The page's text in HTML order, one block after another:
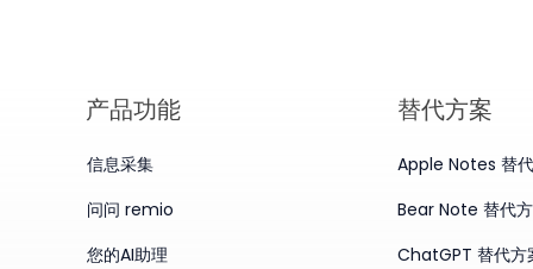
产品​功能
信息采集
问问 remio
您的AI助理
替代方案
Apple Notes 替
Bear Note 替代
ChatGPT 替代方